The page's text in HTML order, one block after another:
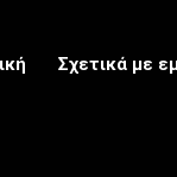
Σχετικά με